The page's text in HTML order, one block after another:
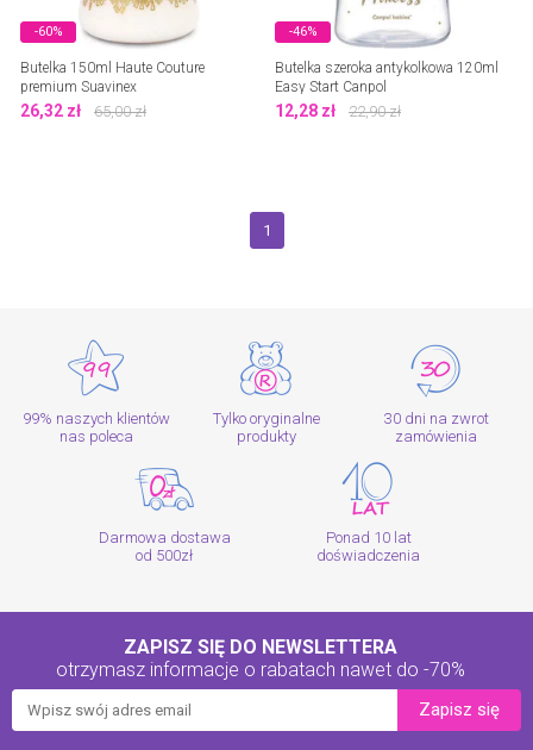
-60%
Butelka 150ml Haute Couture
premium Suavinex
26,32 zł 65,00zł
-46%
Butelka szeroka antykolkowa 120ml
Easy Start Canpol
12,28 zł 22,90zł
1
99% naszych klientów
nas poleca
Tylko oryginalne
produkty
30 dni na zwrot
zamówienia
Darmowa dostawa
od 500zł
Ponad 10 lat
doświadczenia
ZAPISZ SIĘ DO NEWSLETTERA
otrzymasz informacje o rabatach nawet do -70%
Zapisz się